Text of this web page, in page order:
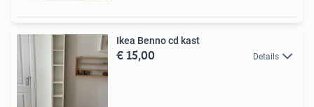
Ikea Benno cd kast
€ 15,00 Details